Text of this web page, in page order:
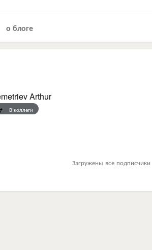
о блоге
Arthur
В коллеги
Загружены все подписчики